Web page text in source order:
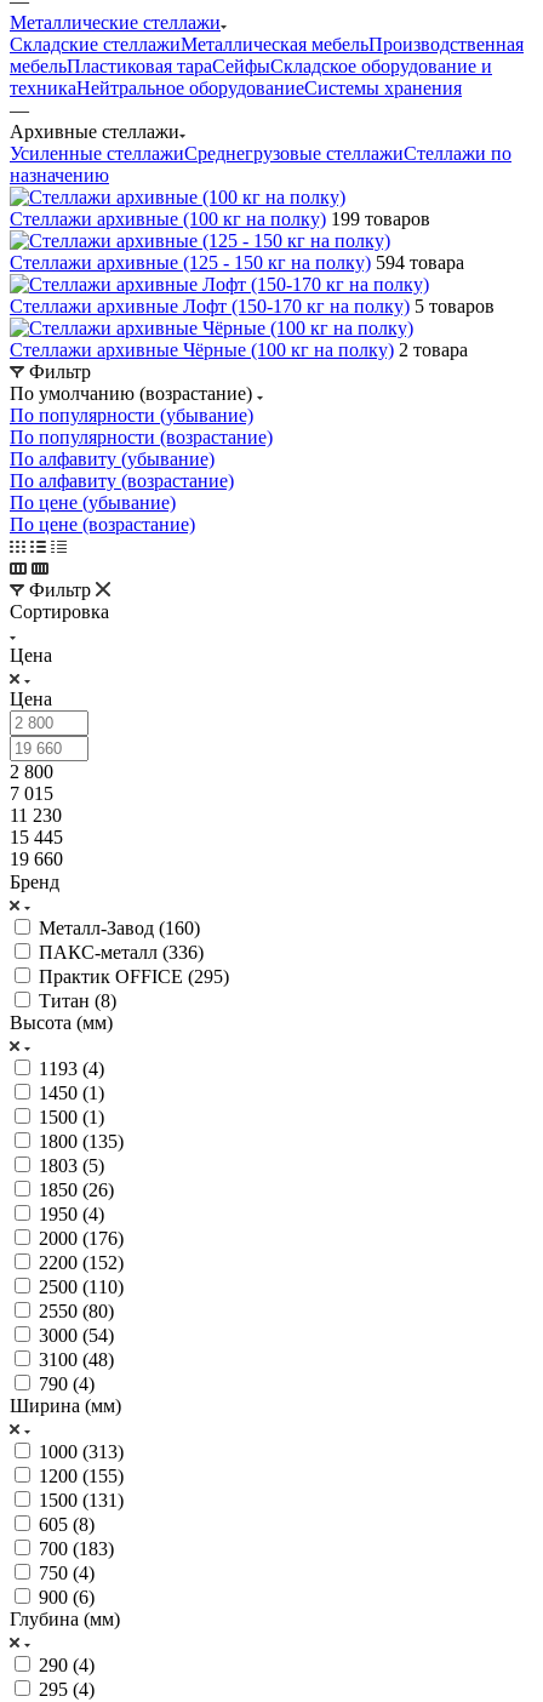
Металлические стеллажи
Складские стеллажиМеталлическая мебельПроизводственная
мебельПластиковая тараСейфыСкладское оборудование и
техникаНейтральное оборудованиеСистемы хранения
—
Архивные стеллажи
Усиленные стеллажиСреднегрузовые стеллажиСтеллажи по
назначению
Стеллажи архивные (100 кг на полку) 199 товаров
Стеллажи архивные (125 - 150 кг на полку) 594 товара
Стеллажи архивные Лофт (150-170 кг на полку) 5 товаров
Стеллажи архивные Чёрные (100 кг на полку) 2 товара
Фильтр
По умолчанию (возрастание)
По популярности (убывание)
По популярности (возрастание)
По алфавиту (убывание)
По алфавиту (возрастание)
По цене (убывание)
По цене (возрастание)
Фильтр
Сортировка
Цена
Цена
2 800
7 015
11 230
15 445
19 660
Бренд
Металл-Завод (160)
ПАКС-металл (336)
Практик OFFICE (295)
Титан (8)
Высота (мм)
1193 (4)
1450 (1)
1500 (1)
1800 (135)
1803 (5)
1850 (26)
1950 (4)
2000 (176)
2200 (152)
2500 (110)
2550 (80)
3000 (54)
3100 (48)
790 (4)
Ширина (мм)
1000 (313)
1200 (155)
1500 (131)
605 (8)
700 (183)
750 (4)
900 (6)
Глубина (мм)
290 (4)
295 (4)